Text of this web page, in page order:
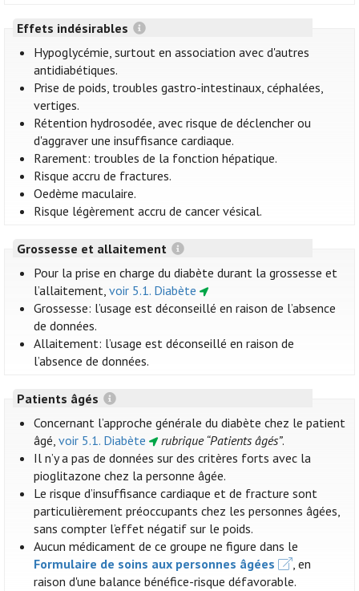
Effets indésirables
Hypoglycémie, surtout en association avec d'autres
antidiabétiques.
Prise de poids, troubles gastro-intestinaux, céphalées,
vertiges.
Rétention hydrosodée, avec risque de déclencher ou
d'aggraver une insuffisance cardiaque.
Rarement: troubles de la fonction hépatique.
Risque accru de fractures.
Oedème maculaire.
Risque légèrement accru de cancer vésical.
Grossesse et allaitement
Pour la prise en charge du diabète durant la grossesse et
l’allaitement,voir 5.1. Diabète
Grossesse: l’usage est déconseillé en raison de l’absence
de données.
Allaitement: l’usage est déconseillé en raison de
l’absence de données.
Patients âgés
Concernant l’approche générale du diabète chez le patient
âgé,voir 5.1. Diabète rubrique “Patients âgés”.
Il n’y a pas de données sur des critères forts avec la
pioglitazone chez la personne âgée.
Le risque d’insuffisance cardiaque et de fracture sont
particulièrement préoccupants chez les personnes âgées,
sans compter l’effet négatif sur le poids.
Aucun médicament de ce groupe ne figure dans le
Formulaire de soins aux personnes âgées
, en
raison d'une balance bénéfice-risque défavorable.